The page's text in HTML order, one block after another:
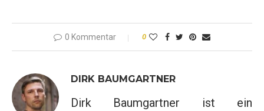
0 Kommentar 0
DIRK BAUMGARTNER
Dirk Baumgartner ist ein